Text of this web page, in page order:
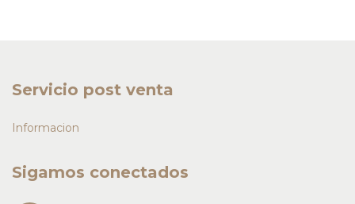
Servicio post venta
Informacion
Sigamos conectados